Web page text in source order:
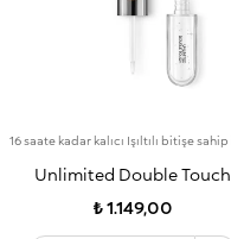
Unlimited Double Touch
₺ 1.149,00